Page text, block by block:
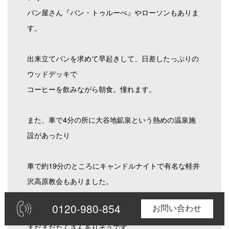
パン屋さん『パン・トゥルーべ』やローソンもありま
す。
出来立てパンを求めて早起きして、日差したっぷりの
ウッドデッキで
コーヒーを飲みながら朝食。憧れます。
また、車で4分の所に大谷地鉱泉という熱めの温泉施
設があったり
車で約19分のところにキャンドルナイトで有名な軽井
沢高原教会もありました。
軽井沢まですぐなので観光スポットや素敵なカフェは
まだまだたくさんありそうです。
0120-980-854 お問合せ
0120-980-854 お問い合わせ